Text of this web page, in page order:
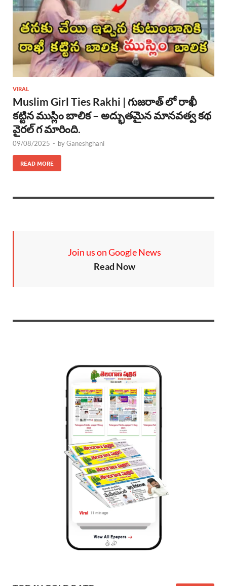
VIRAL
Muslim Girl Ties Rakhi | గుజరాత్ లో రాఖీ
కట్టిన ముస్లిం బాలిక – అద్భుతమైన మానవత్వ కథ
వైరల్ గ మారింది.
09/08/2025 - byGaneshghani
READ MORE
Join us on Google News
Read Now